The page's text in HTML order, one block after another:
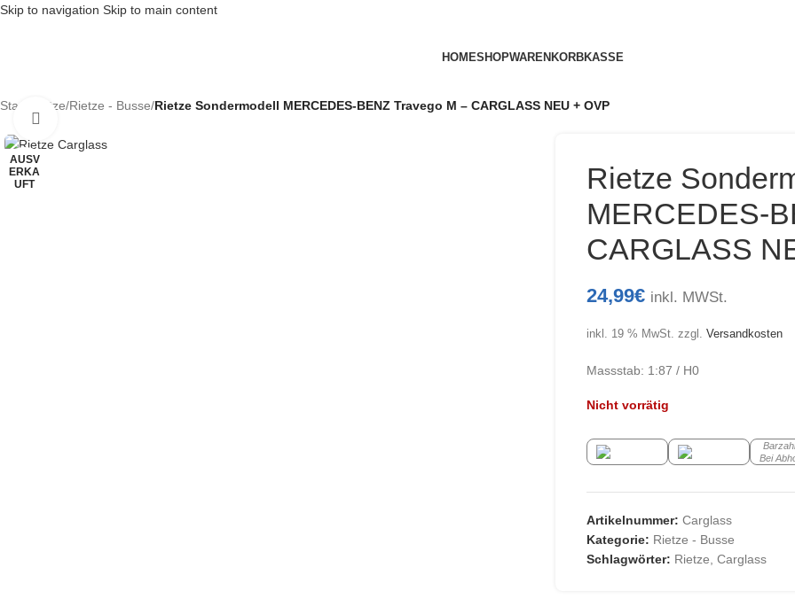
Skip to navigation Skip to main content
HOMESHOPWARENKORBKASSE
Start Rietze/Rietze - Busse/Rietze Sondermodell MERCEDES-BENZ Travego M – CARGLASS NEU + OVP
AUSV
ERKA
UFT
Rietze
MERCEDES-
CARGLASS
24,99€ inkl. MWSt.
inkl. 19 % MwSt. zzgl. Versandkosten
Massstab: 1:87 / H0
Nicht vorrätig
Bei
Artikelnummer: Carglass
Kategorie: Rietze - Busse
Schlagwörter: Rietze Carglass